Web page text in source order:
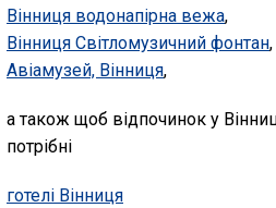
Вінниця водонапірна вежа,
Вінниця Світломузичний фонтан,
Авіамузей, Вінниця,
а також щоб відпочинок у
потрібні
готелі Вінниця